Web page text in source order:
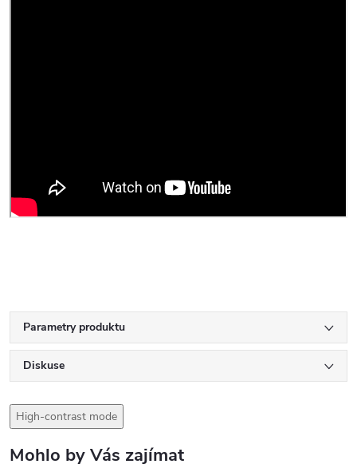
Parametry produktu
Diskuse
High-contrast mode
Mohlo by Vás zajímat